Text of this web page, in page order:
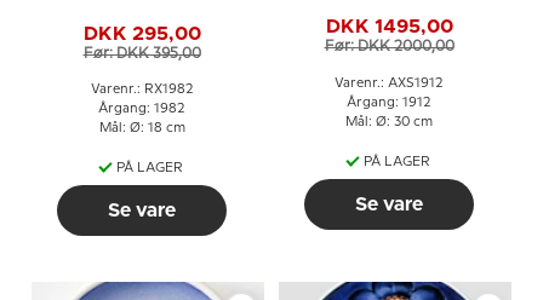
DKK 295,00
Før: DKK 395,00
Varenr.: RX1982
Årgang: 1982
Mål: Ø: 18 cm
PÅ LAGER
Se vare
DKK 1495,00
Før: DKK 2000,00
Varenr.: AXS1912
Årgang: 1912
Mål: Ø: 30 cm
PÅ LAGER
Se vare